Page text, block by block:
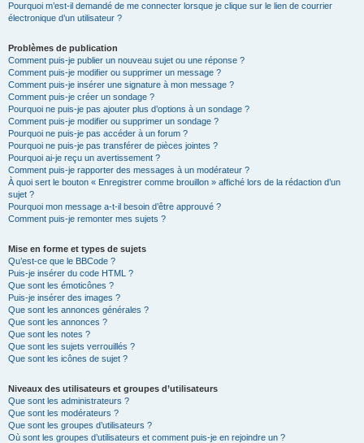
Pourquoi m’est-il demandé de me connecter lorsque je clique sur le lien de courrier
électronique d’un utilisateur ?
Problèmes de publication
Comment puis-je publier un nouveau sujet ou une réponse ?
Comment puis-je modifier ou supprimer un message ?
Comment puis-je insérer une signature à mon message ?
Comment puis-je créer un sondage ?
Pourquoi ne puis-je pas ajouter plus d’options à un sondage ?
Comment puis-je modifier ou supprimer un sondage ?
Pourquoi ne puis-je pas accéder à un forum ?
Pourquoi ne puis-je pas transférer de pièces jointes ?
Pourquoi ai-je reçu un avertissement ?
Comment puis-je rapporter des messages à un modérateur ?
À quoi sert le bouton « Enregistrer comme brouillon » affiché lors de la rédaction d’un
sujet ?
Pourquoi mon message a-t-il besoin d’être approuvé ?
Comment puis-je remonter mes sujets ?
Mise en forme et types de sujets
Qu’est-ce que le BBCode ?
Puis-je insérer du code HTML ?
Que sont les émoticônes ?
Puis-je insérer des images ?
Que sont les annonces générales ?
Que sont les annonces ?
Que sont les notes ?
Que sont les sujets verrouillés ?
Que sont les icônes de sujet ?
Niveaux des utilisateurs et groupes d’utilisateurs
Que sont les administrateurs ?
Que sont les modérateurs ?
Que sont les groupes d’utilisateurs ?
Où sont les groupes d’utilisateurs et comment puis-je en rejoindre un ?